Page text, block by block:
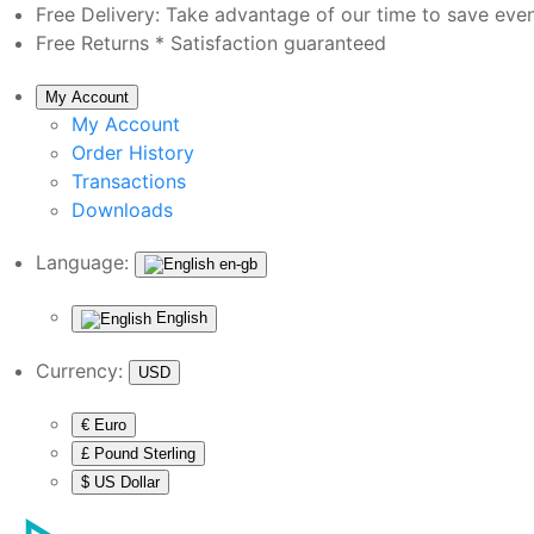
Free Delivery: Take advantage of our time to save
Free Returns * Satisfaction guaranteed
My Account
My Account
Order History
Transactions
Downloads
Language: en-gb
English
Currency: USD
€ Euro
£ Pound Sterling
$ US Dollar